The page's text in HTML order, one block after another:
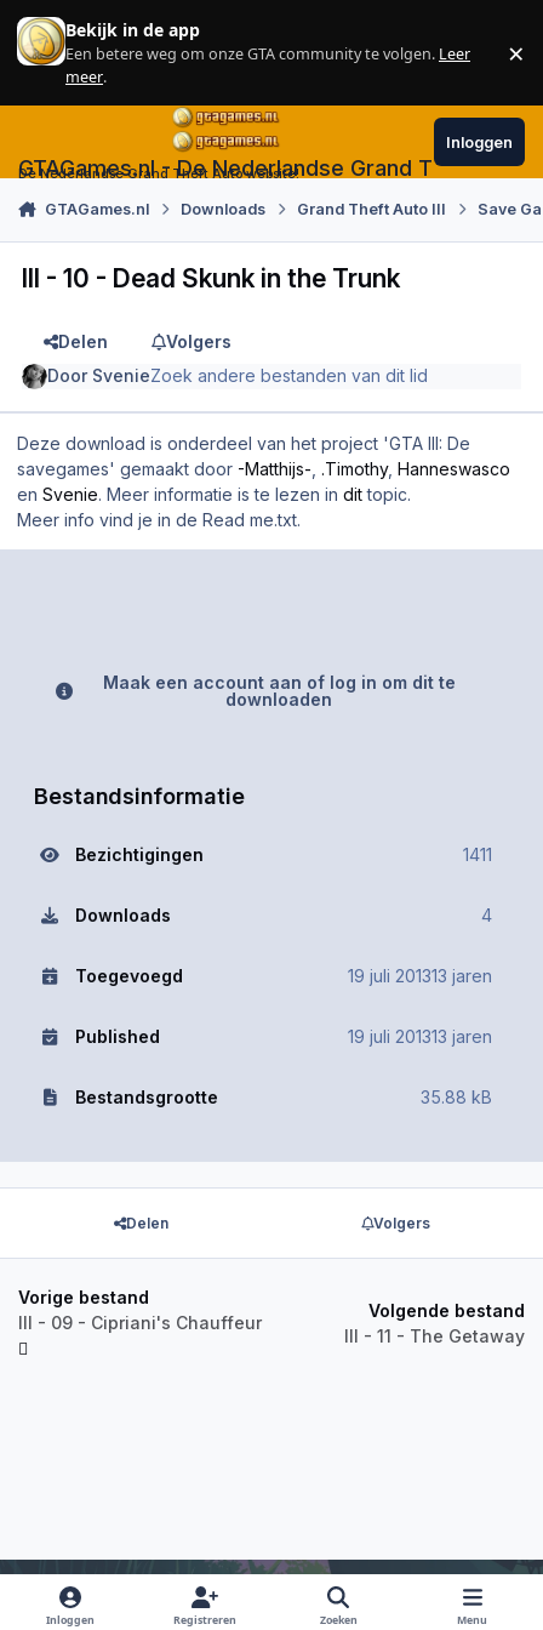
Skip to content
Bekijk in de app
Een betere weg om onze GTA community te volgen. Leer
meer.
×
GTAGames.nl - De Nederlandse Grand Theft Auto
De Nederlandse Grand Theft Auto website!
Inloggen
GTAGames.nl Downloads Grand Theft Auto III Save
III - 10 - Dead Skunk in the Trunk
Delen
Volgers
Door SvenieZoek andere bestanden van dit lid
Deze download is onderdeel van het project 'GTA III: De
savegames' gemaakt door -Matthijs- .Timothy, Hanneswasco
en Svenie. Meer informatie is te lezen in dittopic.
Meer info vind je in de Read me.txt.
Maak een account aan of log in om dit te
downloaden
Bestandsinformatie
Bezichtigingen 1411
Downloads 4
Toegevoegd 19 juli 201313 jaren
Published 19 juli 201313 jaren
Bestandsgrootte 35.88 kB
Delen Volgers
Vorige bestand
III - 09 - Cipriani's Chauffeur
Volgende bestand
III - 11 - The Getaway
Inloggen Registreren Zoeken Menu